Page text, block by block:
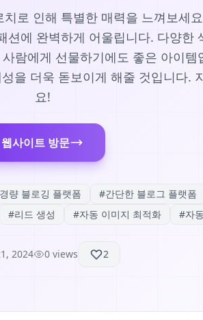
로 인해 특별한 매력을 느껴보세
션에 완벽하게 어울립니다. 다양한
람에게 선물하기에도 좋은 아이템
을 더욱 돋보이게 해줄 것입니다.
요!
웹사이트 방문
경량 블로깅 플랫폼 #간단한 블로그 플랫폼
#리드 생성 #자동 이미지 최적화 #자
2024 0 views 2